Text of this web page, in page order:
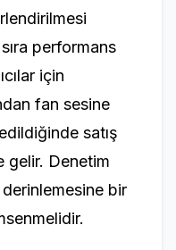
performans
için
fan sesine
satış
gelir. Denetim
derinlemesine bir